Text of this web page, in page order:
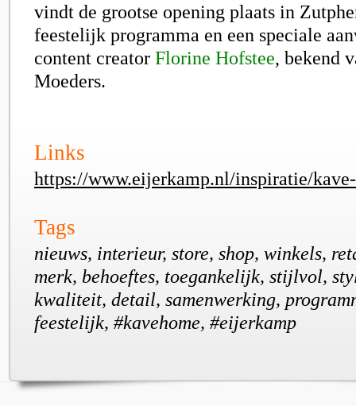
vindt de grootse opening plaats in
feestelijk programma en een speciale
content creator Florine Hofstee, bekend
Moeders.
Links
https://www.eijerkamp.nl/inspiratie/
Tags
nieuws, interieur, store, shop, winkels,
merk, behoeftes, toegankelijk, stijlvol,
kwaliteit, detail, samenwerking,
feestelijk, #kavehome, #eijerkamp